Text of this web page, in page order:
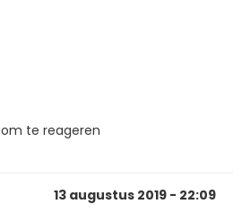
om te reageren
13 augustus 2019 - 22:09